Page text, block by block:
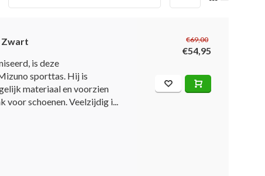
Zwart
is deze
sporttas. Hij is
materiaal en voorzien
voor schoenen. Veelzijdig i...
€69,00
€54,95